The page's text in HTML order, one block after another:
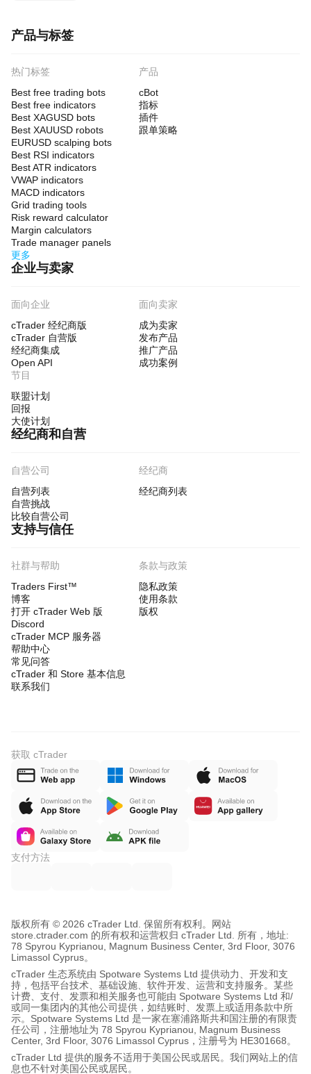
产品与标签
热门标签
Best free trading bots
Best free indicators
Best XAGUSD bots
Best XAUUSD robots
EURUSD scalping bots
Best RSI indicators
Best ATR indicators
VWAP indicators
MACD indicators
Grid trading tools
Risk reward calculator
Margin calculators
Trade manager panels
更多
产品
cBot
指标
插件
跟单策略
企业与卖家
面向企业
cTrader 经纪商版
cTrader 自营版
经纪商集成
Open API
面向卖家
成为卖家
发布产品
推广产品
成功案例
节目
联盟计划
回报
大使计划
经纪商和自营
自营公司
自营列表
自营挑战
比较自营公司
经纪商
经纪商列表
支持与信任
社群与帮助
Traders First™
博客
打开 cTrader Web 版
Discord
cTrader MCP 服务器
帮助中心
常见问答
cTrader 和 Store 基本信息
联系我们
条款与政策
隐私政策
使用条款
版权
获取 cTrader
支付方法
版权所有 © 2026 cTrader Ltd. 保留所有权利。
网站
store.ctrader.com 的所有权和运营权归 cTrader Ltd. 所有，地址:
78 Spyrou Kyprianou, Magnum Business Center, 3rd Floor, 3076
Limassol Cyprus。
cTrader 生态系统由 Spotware Systems Ltd 提供动力、开发和支
持，包括平台技术、基础设施、软件开发、运营和支持服务。某些
计费、支付、发票和相关服务也可能由 Spotware Systems Ltd 和/
或同一集团内的其他公司提供，如结账时、发票上或适用条款中所
示。Spotware Systems Ltd 是一家在塞浦路斯共和国注册的有限责
任公司，注册地址为 78 Spyrou Kyprianou, Magnum Business
Center, 3rd Floor, 3076 Limassol Cyprus，注册号为 HE301668。
cTrader Ltd 提供的服务不适用于美国公民或居民。我们网站上的信
息也不针对美国公民或居民。